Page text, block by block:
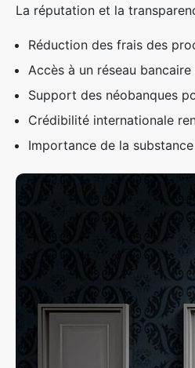
La réputation et la
Réduction des frais des
Accès à un réseau
Support des néobanques
Crédibilité internationale
Importance de la